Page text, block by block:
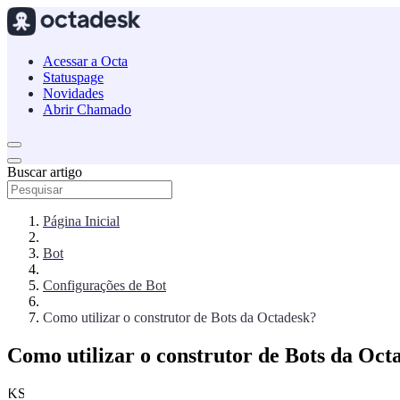
Acessar a Octa
Statuspage
Novidades
Abrir Chamado
Buscar artigo
Página Inicial
Bot
Configurações de Bot
Como utilizar o construtor de Bots da Octadesk?
Como utilizar o construtor de Bots da
KS